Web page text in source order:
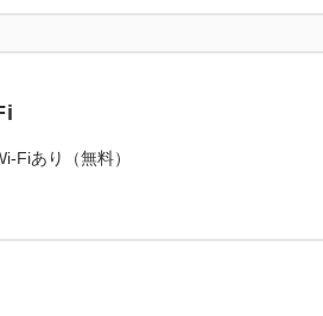
客様は午前１１時までに清掃札
ード決済を選択されたお客様へ】
Fiあり（無料）